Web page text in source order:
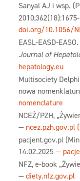
Sanyal AJ i wsp.
doi.org/10.1056/
EASL-EASD-
Journal of
hepatology.eu
Multisociety
nowa
nomenclature
NCEŻ/PZH,
— ncez.pzh.gov.pl
pacjent.gov.pl
14.02.2025 —
NFZ, e-book
— diety.nfz.gov.pl